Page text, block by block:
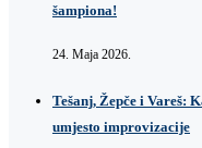
šampiona!
24. Maja 2026.
Tešanj, Žepče i Vareš:
umjesto improvizacije